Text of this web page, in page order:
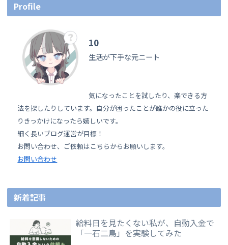
Profile
10
生活が下手な元ニート
気になったことを試したり、楽できる方
法を探したりしています。自分が困ったことが誰かの役に立った
りきっかけになったら嬉しいです。
細く長いブログ運営が目標！
お問い合わせ、ご依頼はこちらからお願いします。
お問い合わせ
新着記事
給料日を見たくない私が、自動入金で
「一石二鳥」を実験してみた